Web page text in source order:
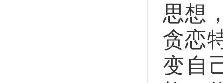
思想
贪恋
变自